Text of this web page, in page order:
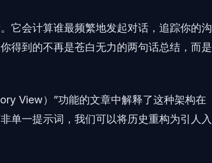
它会计算谁最频繁地发起对话，追踪你的沟
得到的不再是苍白无力的两句话总结，而是
View）”功能的文章中解释了这种架构在
单一提示词，我们可以将历史重构为引人入